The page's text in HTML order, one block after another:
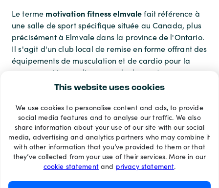
This website uses cookies
We use cookies to personalise content and ads, to provide
social media features and to analyse our traffic. We also
share information about your use of our site with our social
media, advertising and analytics partners who may combine it
with other information that you’ve provided to them or that
they’ve collected from your use of their services. More in our
cookie statementand privacy statement.
Le terme motivation fitness elmvalefait référence à
une salle de sport spécifique située au Canada, plus
précisément à Elmvale dans la province de l'Ontario.
Il s'agit d'un club local de remise en forme offrant des
équipements de musculation et de cardio pour la
communauté canadienne anglophone et
francophone de la région.
Modes de paiement